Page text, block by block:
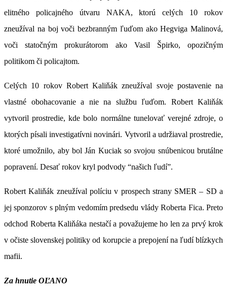
elitného policajného útvaru NAKA, ktorú celých 10 rokov
zneužíval na boj voči bezbranným ľuďom ako Hegviga Malinová,
voči statočným prokurátorom ako Vasil Špirko, opozičným
politikom či policajtom.
Celých 10 rokov Robert Kaliňák zneužíval svoje postavenie na
vlastné obohacovanie a nie na službu ľuďom. Robert Kaliňák
vytvoril prostredie, kde bolo normálne tunelovať verejné zdroje, o
ktorých písali investigatívni novinári. Vytvoril a udržiaval prostredie,
ktoré umožnilo, aby bol Ján Kuciak so svojou snúbenicou brutálne
popravení. Desať rokov kryl podvody “našich ľudí”.
Robert Kaliňák zneužíval políciu v prospech strany SMER – SD a
jej sponzorov s plným vedomím predsedu vlády Roberta Fica. Preto
odchod Roberta Kaliňáka nestačí a považujeme ho len za prvý krok
v očiste slovenskej politiky od korupcie a prepojení na ľudí blízkych
mafii.
Za hnutie OĽANO